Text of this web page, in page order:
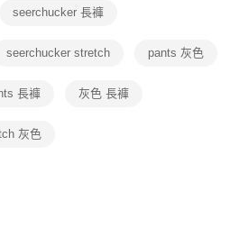
support/home
公司提供之「AFTEE先享後付」服務完成之交
司。
得法定代理人或監護人之同意方可使用
時，將依據個別帳號之用戶狀況，依本公司即
seerchucker 長褲
seerchucker stretch pants 灰色
長褲 灰色 長褲
灰色